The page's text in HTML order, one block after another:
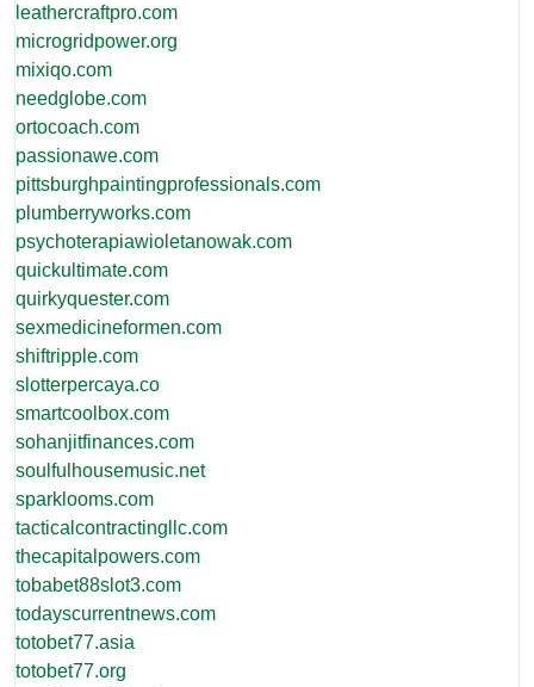
leathercraftpro.com
microgridpower.org
mixiqo.com
needglobe.com
ortocoach.com
passionawe.com
pittsburghpaintingprofessionals.com
plumberryworks.com
psychoterapiawioletanowak.com
quickultimate.com
quirkyquester.com
sexmedicineformen.com
shiftripple.com
slotterpercaya.co
smartcoolbox.com
sohanjitfinances.com
soulfulhousemusic.net
sparklooms.com
tacticalcontractingllc.com
thecapitalpowers.com
tobabet88slot3.com
todayscurrentnews.com
totobet77.asia
totobet77.org